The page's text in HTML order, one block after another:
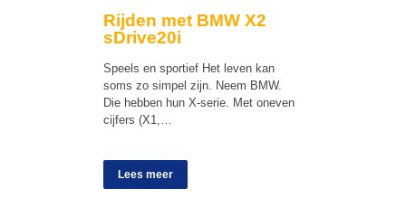
Rijden met BMW X2
sDrive20i
Speels en sportief Het leven kan
soms zo simpel zijn. Neem BMW.
Die hebben hun X-serie. Met oneven
cijfers (X1,…
Lees meer